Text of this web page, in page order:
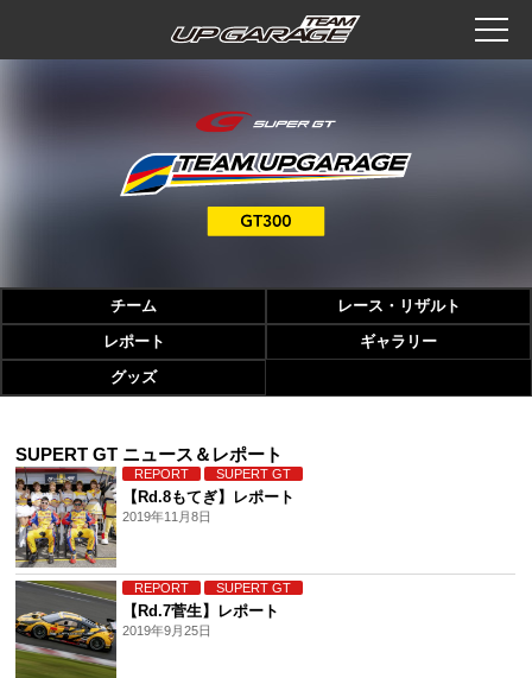
チーム
レース・リザルト
レポート
ギャラリー
グッズ
SUPERT GT ニュース＆レポート
REPORT SUPERT GT
【Rd.8もてぎ】レポート
2019年11月8日
REPORT SUPERT GT
【Rd.7菅生】レポート
2019年9月25日